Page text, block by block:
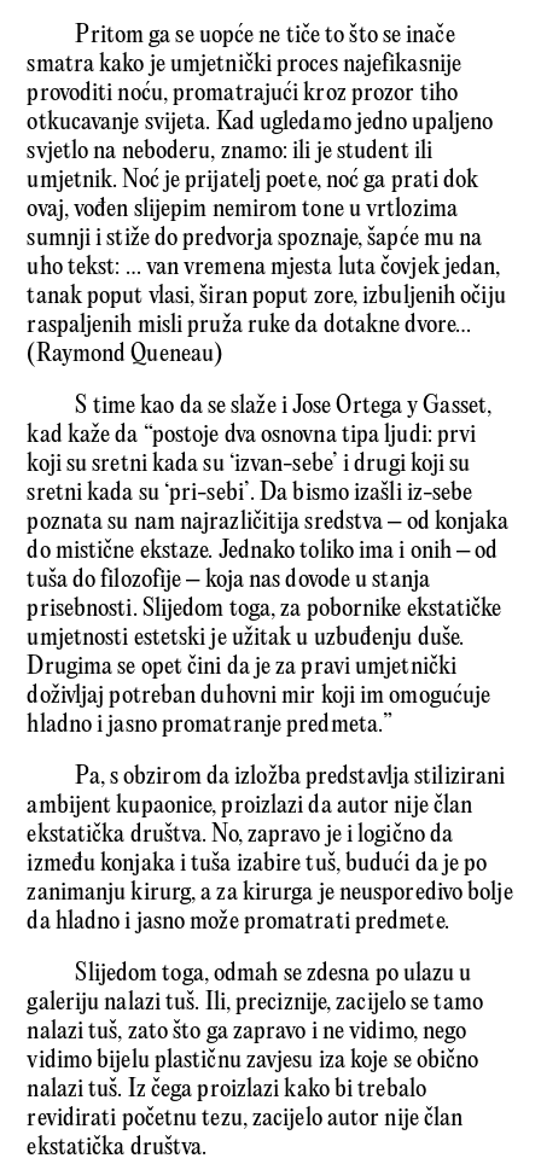
Pritom ga se uopće ne tiče to što se inače
smatra kako je umjetnički proces najefikasnije
provoditi noću, promatrajući kroz prozor tiho
otkucavanje svijeta. Kad ugledamo jedno upaljeno
svjetlo na neboderu, znamo: ili je student ili
umjetnik. Noć je prijatelj poete, noć ga prati dok
ovaj, vođen slijepim nemirom tone u vrtlozima
sumnji i stiže do predvorja spoznaje, šapće mu na
uho tekst: … van vremena mjesta luta čovjek jedan,
tanak poput vlasi, širan poput zore, izbuljenih očiju
raspaljenih misli pruža ruke da dotakne dvore…
(Raymond Queneau)
S time kao da se slaže i Jose Ortega y Gasset,
kad kaže da “postoje dva osnovna tipa ljudi: prvi
koji su sretni kada su ‘izvan-sebe’ i drugi koji su
sretni kada su ‘pri-sebi’. Da bismo izašli iz-sebe
poznata su nam najrazličitija sredstva – od konjaka
do mistične ekstaze. Jednako toliko ima i onih – od
tuša do filozofije – koja nas dovode u stanja
prisebnosti. Slijedom toga, za pobornike ekstatičke
umjetnosti estetski je užitak u uzbuđenju duše.
Drugima se opet čini da je za pravi umjetnički
doživljaj potreban duhovni mir koji im omogućuje
hladno i jasno promatranje predmeta.”
Pa, s obzirom da izložba predstavlja stilizirani
ambijent kupaonice, proizlazi da autor nije član
ekstatička društva. No, zapravo je i logično da
između konjaka i tuša izabire tuš, budući da je po
zanimanju kirurg, a za kirurga je neusporedivo bolje
da hladno i jasno može promatrati predmete.
Slijedom toga, odmah se zdesna po ulazu u
galeriju nalazi tuš. Ili, preciznije, zacijelo se tamo
nalazi tuš, zato što ga zapravo i ne vidimo, nego
vidimo bijelu plastičnu zavjesu iza koje se obično
nalazi tuš. Iz čega proizlazi kako bi trebalo
revidirati početnu tezu, zacijelo autor nije član
ekstatička društva.